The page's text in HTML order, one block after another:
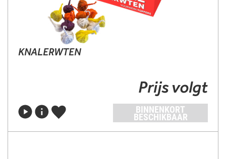
KNALERWTEN
Prijs volgt
BINNENKORT
BESCHIKBAAR